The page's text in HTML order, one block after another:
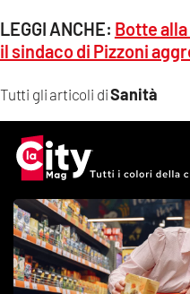
Tutti gli articoli diSanità
LEGGI ANCHE: Botte
il sindaco di Pizzoni